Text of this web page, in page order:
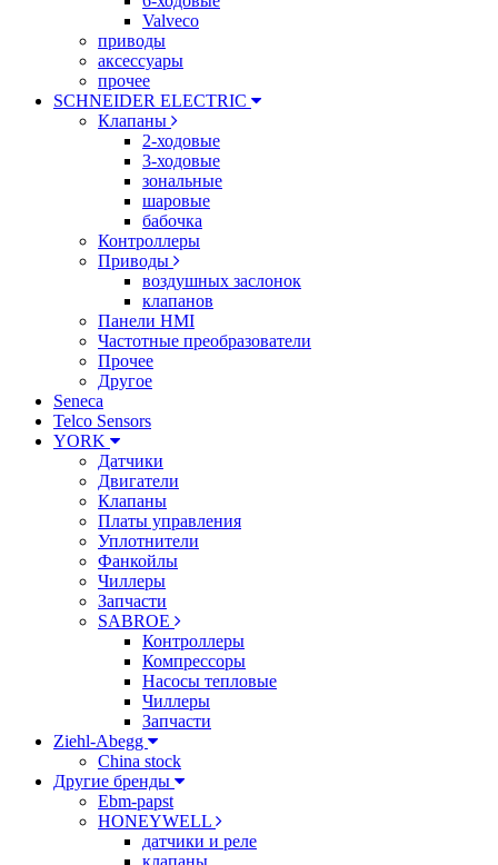
Valveco
приводы
аксессуары
прочее
SCHNEIDER ELECTRIC
Клапаны
2-ходовые
3-ходовые
зональные
шаровые
бабочка
Контроллеры
Приводы
воздушных заслонок
клапанов
Панели HMI
Частотные преобразователи
Прочее
Другое
Seneca
Telco Sensors
YORK
Датчики
Двигатели
Клапаны
Платы управления
Уплотнители
Фанкойлы
Чиллеры
Запчасти
SABROE
Контроллеры
Компрессоры
Насосы тепловые
Чиллеры
Запчасти
Ziehl-Abegg
China stock
Другие бренды
Ebm-papst
HONEYWELL
датчики и реле
клапаны